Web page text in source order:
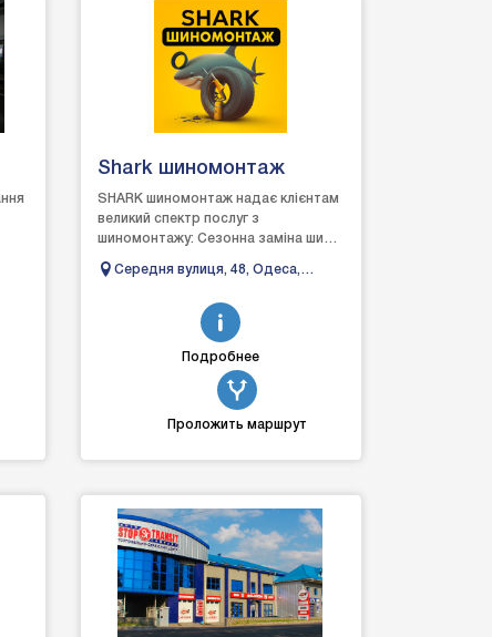
Shark шиномонтаж
SHARK шиномонтаж надає клієнтам
великий спектр послуг з
шиномонтажу: Сезонна заміна шин
балансування коліс);Ремонт прок...
Середня вулиця, 48, Одеса,
Подробнее
Проложить маршрут